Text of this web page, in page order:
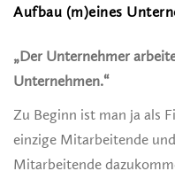
Aufbau (m)eines
„Der Unternehmer
Unternehmen.“
Zu Beginn ist man ja als
einzige Mitarbeitende
Mitarbeitende